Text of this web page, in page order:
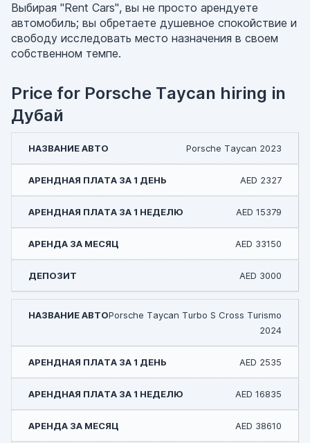
Выбирая "Rent Cars", вы не просто арендуете
автомобиль; вы обретаете душевное спокойствие и
свободу исследовать место назначения в своем
собственном темпе.
Price for Porsche Taycan hiring in
Дубай
Porsche Taycan 2023
AED 2327
AED 15379
AED 33150
AED 3000
Porsche Taycan Turbo S Cross Turismo
2024
AED 2535
AED 16835
AED 38610